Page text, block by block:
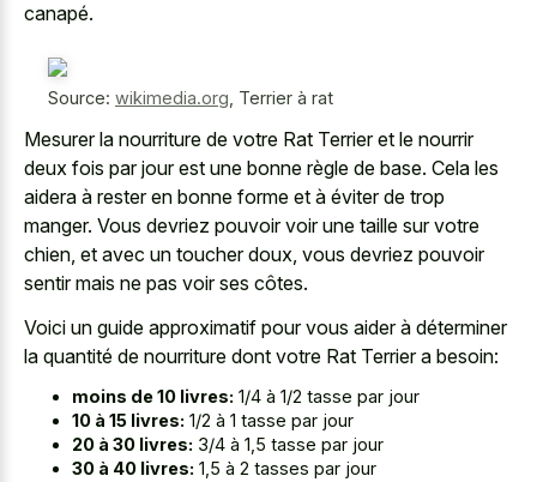
canapé.
Source: wikimedia.org Terrier à rat
Mesurer la nourriture de votre Rat Terrier et le nourrir
deux fois par jour est une bonne règle de base. Cela les
aidera à rester en bonne forme et à éviter de trop
manger. Vous devriez pouvoir voir une taille sur votre
chien, et avec un toucher doux, vous devriez pouvoir
sentir mais ne pas voir ses côtes.
Voici un guide approximatif pour vous aider à déterminer
la quantité de nourriture dont votre Rat Terrier a besoin:
moins de 10 livres: 1/4 à 1/2 tasse par jour
10 à 15 livres: 1/2 à 1 tasse par jour
20 à 30 livres: 3/4 à 1,5 tasse par jour
30 à 40 livres: 1,5 à 2 tasses par jour